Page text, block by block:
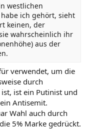
westlichen
ich gehört, sieht
keinen, der
wahrscheinlich ihr
aus der
verwendet, um die
durch
ist ein Putinist und
Antisemit.
Wahl auch durch
5% Marke gedrückt.